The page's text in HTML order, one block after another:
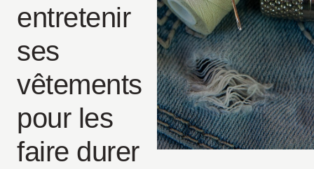
entretenir
ses
vêtements
pour les
faire durer